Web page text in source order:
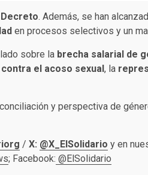
Decreto. Además, se han
en procesos selectivos y un
sobre la brecha salarial de
el acoso sexual, la
y perspectiva de
/ X: @X_ElSolidario y en
; Facebook: @ElSolidario